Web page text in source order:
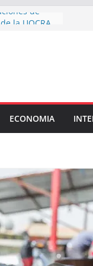
de
de
de la
la letra chica
extranjero
ECONOMIA